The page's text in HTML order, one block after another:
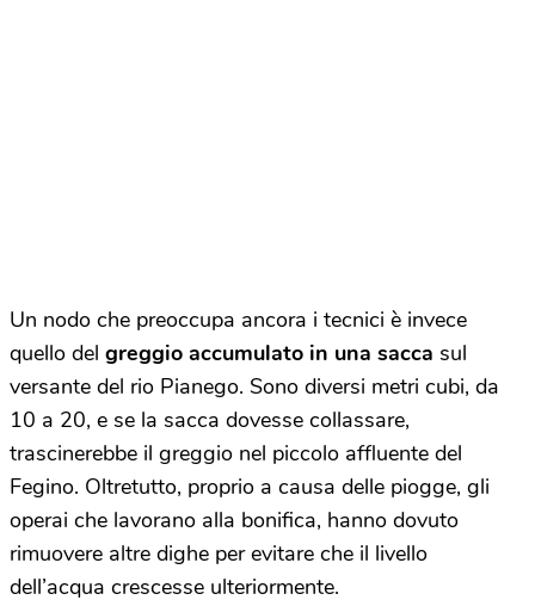
Un nodo che preoccupa ancora i tecnici è invece
quello del greggio accumulato in una sacca sul
versante del rio Pianego. Sono diversi metri cubi, da
10 a 20, e se la sacca dovesse collassare,
trascinerebbe il greggio nel piccolo affluente del
Fegino. Oltretutto, proprio a causa delle piogge, gli
operai che lavorano alla bonifica, hanno dovuto
rimuovere altre dighe per evitare che il livello
dell’acqua crescesse ulteriormente.